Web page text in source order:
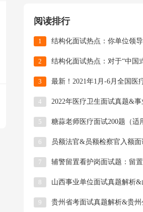
阅读排行
1
2
3
4
5
6
7
8
9